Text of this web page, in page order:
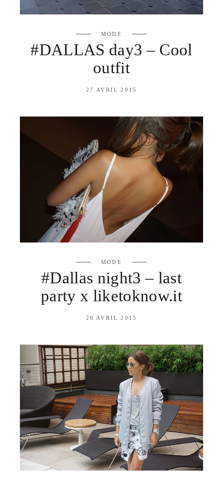
MODE
#DALLAS day3 – Cool
outfit
27 AVRIL 2015
MODE
#Dallas night3 – last
party x liketoknow.it
26 AVRIL 2015